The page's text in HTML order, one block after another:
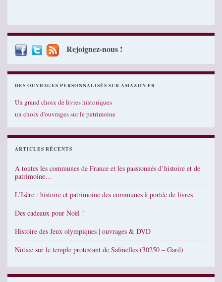
Rejoignez-nous !
DES OUVRAGES PERSONNALISÉS SUR AMAZON.FR
Un grand choix de livres historiques
un choix d'ouvrages sur le patrimoine
ARTICLES RÉCENTS
A toutes les communes de France et les passionnés d’histoire et de
patrimoine…
L’Isère : histoire et patrimoine des communes à portée de livres
Des cadeaux pour Noël !
Histoire des Jeux olympiques | ouvrages & DVD
Notice sur le temple protestant de Salinelles (30250 – Gard)